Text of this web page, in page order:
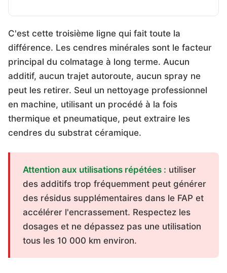
C'est cette troisième ligne qui fait toute la
différence. Les cendres minérales sont le facteur
principal du colmatage à long terme. Aucun
additif, aucun trajet autoroute, aucun spray ne
peut les retirer. Seul un nettoyage professionnel
en machine, utilisant un procédé à la fois
thermique et pneumatique, peut extraire les
cendres du substrat céramique.
Attention aux utilisations répétées : utiliser
des additifs trop fréquemment peut générer
des résidus supplémentaires dans le FAP et
accélérer l'encrassement. Respectez les
dosages et ne dépassez pas une utilisation
tous les 10 000 km environ.